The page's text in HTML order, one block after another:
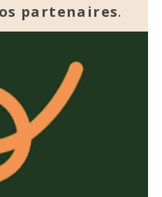
partenaires.